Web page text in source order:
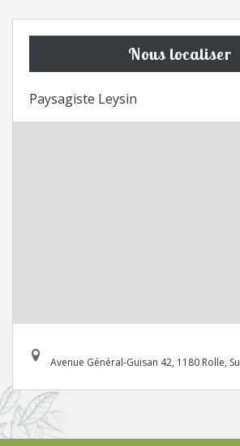
Nous localiser
Paysagiste Leysin
Avenue Général-Guisan 42, 1180 Rolle,